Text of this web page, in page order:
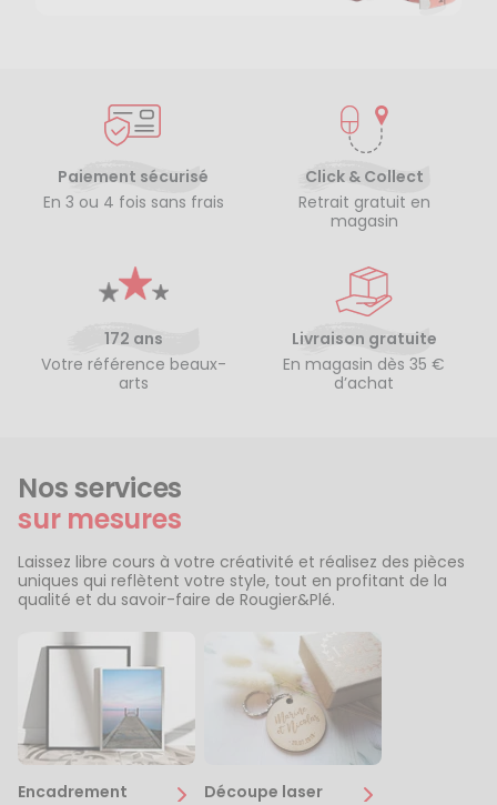
Paiement sécurisé
En 3 ou 4 fois sans frais
Click & Collect
Retrait gratuit en
magasin
172 ans
Votre référence beaux-
arts
Livraison gratuite
En magasin dès 35 €
d’achat
Nos services
sur mesures
Laissez libre cours à votre créativité et réalisez des pièces
uniques qui reflètent votre style, tout en profitant de la
qualité et du savoir-faire de Rougier&Plé.
Encadrement Découpe laser